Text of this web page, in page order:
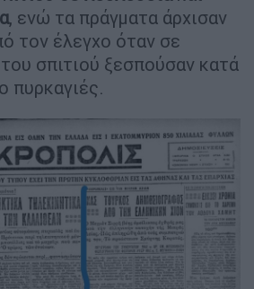
, ενώ τα πράγματα άρχισαν
τον έλεγχο όταν σε
σπιτιού ξεσπούσαν κατά
πυρκαγιές.